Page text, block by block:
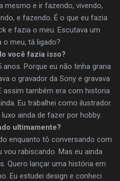
mesmo e ir fazendo, vivendo,
e fazendo. É o que eu fazia
e fazia o meu. Escutava um
o meu, tá ligado?
você fazia isso?
Porque eu não tinha grana
o gravador da Sony e gravava
assim também era com historia
Eu trabalhei como ilustrador.
ainda de fazer por hobby.
ultimamente?
enquanto tô conversando com
rabiscando. Mas eu ainda
Quero lançar uma história em
Eu estudei design e conheci